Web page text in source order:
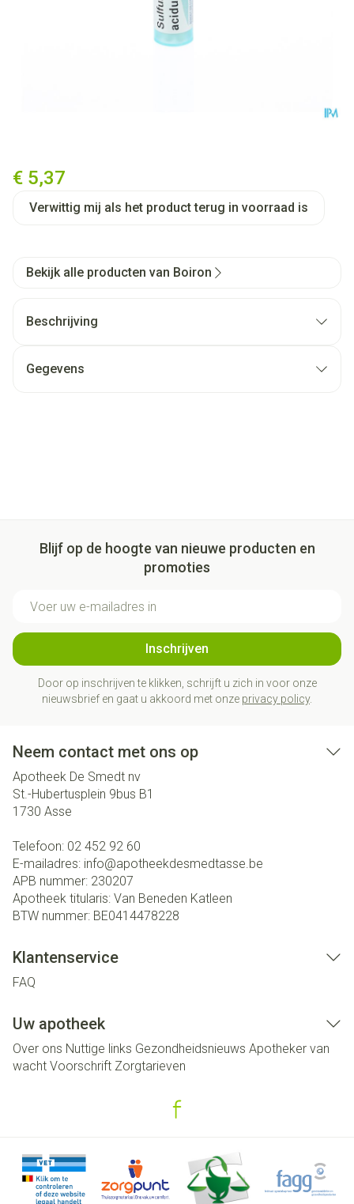
€ 5,37
Verwittig mij als het product terug in voorraad is
Bekijk alle producten van Boiron
Beschrijving
Gegevens
Blijf op de hoogte van nieuwe producten en
promoties
Inschrijven
Door op inschrijven te klikken, schrijft u zich in voor onze
nieuwsbrief en gaat u akkoord met onze privacy policy.
Neem contact met ons op
Apotheek De Smedt nv
St.-Hubertusplein 9bus B1
1730 Asse
Telefoon: 02 452 92 60
E-mailadres: info@apotheekdesmedtasse.be
APB nummer: 230207
Apotheek titularis: Van Beneden Katleen
BTW nummer: BE0414478228
Klantenservice
FAQ
Uw apotheek
Over ons Nuttige links Gezondheidsnieuws Apotheker van
wacht Voorschrift Zorgtarieven